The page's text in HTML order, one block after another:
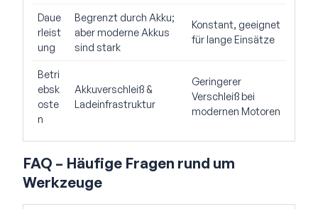
Daue
rleist
ung
Begrenzt durch Akku;
aber moderne Akkus
sind stark
Konstant, geeignet
für lange Einsätze
Betri
ebsk
oste
n
Akkuverschleiß &
Ladeinfrastruktur
Geringerer
Verschleiß bei
modernen Motoren
FAQ – Häufige Fragen rund um
Werkzeuge